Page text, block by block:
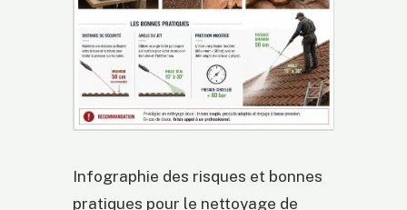
Infographie des risques et bonnes
pratiques pour le nettoyage de